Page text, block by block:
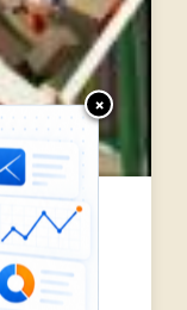
×
és Nodi